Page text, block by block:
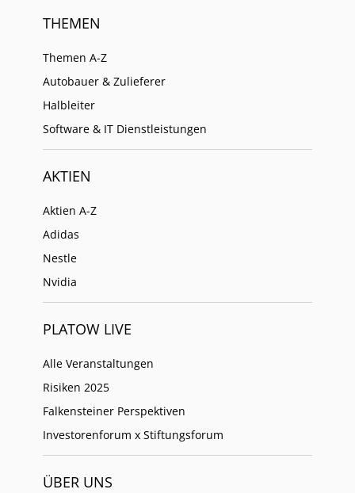
THEMEN
Themen A-Z
Autobauer & Zulieferer
Halbleiter
Software & IT Dienstleistungen
AKTIEN
Aktien A-Z
Adidas
Nestle
Nvidia
PLATOW LIVE
Alle Veranstaltungen
Risiken 2025
Falkensteiner Perspektiven
Investorenforum x Stiftungsforum
ÜBER UNS